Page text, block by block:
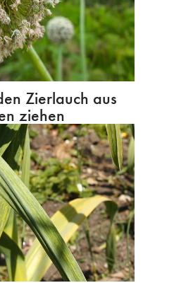
Zierlauch aus
ziehen